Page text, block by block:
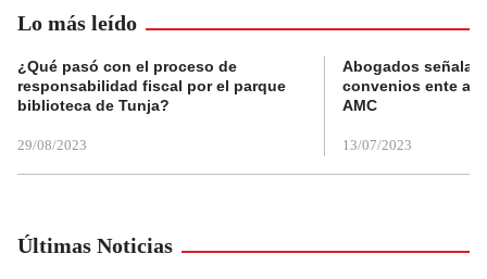
Lo más leído
¿Qué pasó con el proceso de
responsabilidad fiscal por el parque
biblioteca de Tunja?
29/08/2023
Abogados
convenios ente
AMC
13/07/2023
Últimas Noticias